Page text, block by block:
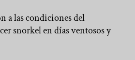
a las condiciones del
snorkel en días ventosos y